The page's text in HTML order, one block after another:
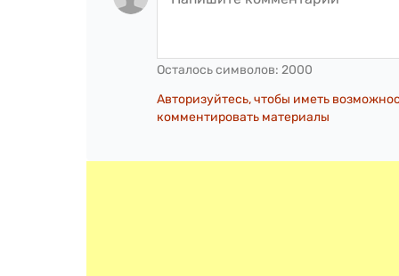
Осталось символов: 2000
Авторизуйтесь, чтобы иметь
комментировать материалы